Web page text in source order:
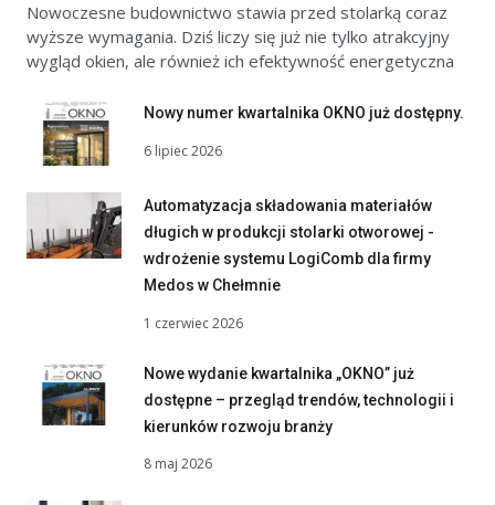
Nowoczesne budownictwo stawia przed stolarką coraz
wyższe wymagania. Dziś liczy się już nie tylko atrakcyjny
wygląd okien, ale również ich efektywność energetyczna
Nowy numer kwartalnika OKNO już dostępny.
6 lipiec 2026
Automatyzacja składowania materiałów
długich w produkcji stolarki otworowej -
wdrożenie systemu LogiComb dla firmy
Medos w Chełmnie
1 czerwiec 2026
Nowe wydanie kwartalnika „OKNO” już
dostępne – przegląd trendów, technologii i
kierunków rozwoju branży
8 maj 2026